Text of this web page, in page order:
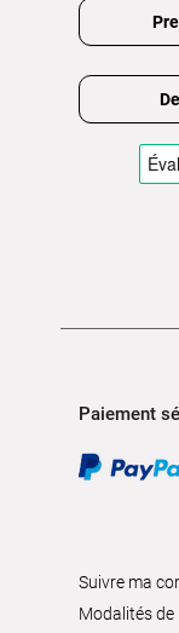
Paiement
Suivre ma
Modalités de